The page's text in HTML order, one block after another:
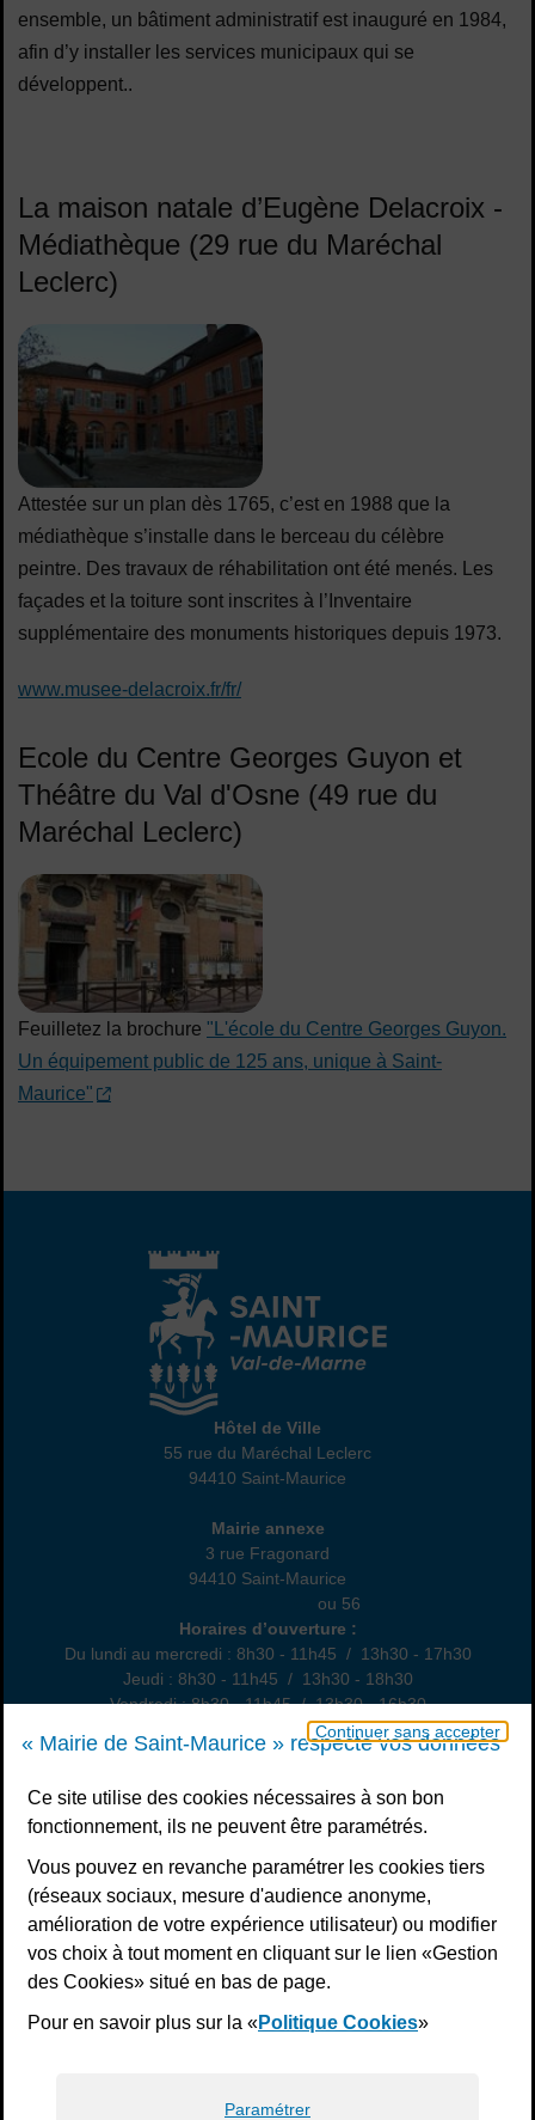
Continuer sans accepter
« Mairie de Saint-Maurice » respecte vos données
Ce site utilise des cookies nécessaires à son bon
fonctionnement, ils ne peuvent être paramétrés.
Vous pouvez en revanche paramétrer les cookies tiers
(réseaux sociaux, mesure d'audience anonyme,
amélioration de votre expérience utilisateur) ou modifier
vos choix à tout moment en cliquant sur le lien «Gestion
des Cookies» situé en bas de page.
Pour en savoir plus sur la «Politique Cookies»
Paramétrer
ensemble, un bâtiment administratif est inauguré en 1984,
afin d’y installer les services municipaux qui se
développent..
La maison natale d’Eugène Delacroix -
Médiathèque (29 rue du Maréchal
Leclerc)
Attestée sur un plan dès 1765, c’est en 1988 que la
médiathèque s’installe dans le berceau du célèbre
peintre. Des travaux de réhabilitation ont été menés. Les
façades et la toiture sont inscrites à l’Inventaire
supplémentaire des monuments historiques depuis 1973.
www.musee-delacroix.fr/fr/
Ecole du Centre Georges Guyon et
Théâtre du Val d'Osne (49 rue du
Maréchal Leclerc)
Feuilletez la brochure "L'école du Centre Georges Guyon.
Un équipement public de 125 ans, unique à Saint-
Maurice"
Hôtel de Ville
Hôtel de Ville
55 rue du Maréchal Leclerc
94410 Saint-Maurice
Annexe
Mairie annexe
3 rue Fragonard
94410 Saint-Maurice
ou 56
Horaires d’ouverture :
Du lundi au mercredi : 8h30 - 11h45 / 13h30 - 17h30
Jeudi : 8h30 - 11h45 / 13h30 - 18h30
Vendredi : 8h30 - 11h45 / 13h30 - 16h30
Un samedi par mois : permanence état civil, sur rendez-vous
S’inscrire à la newsletter
Télécharger l’application
Nous suivre
Facebook
Instagram
Youtube
LinkedIn
Calaméo